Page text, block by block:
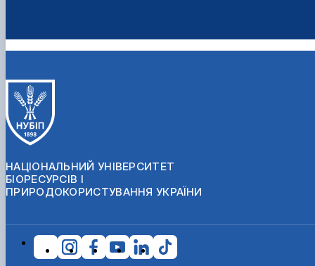
НАЦІОНАЛЬНИЙ УНІВЕРСИТЕТ
БІОРЕСУРСІВ І
ПРИРОДОКОРИСТУВАННЯ УКРАЇНИ